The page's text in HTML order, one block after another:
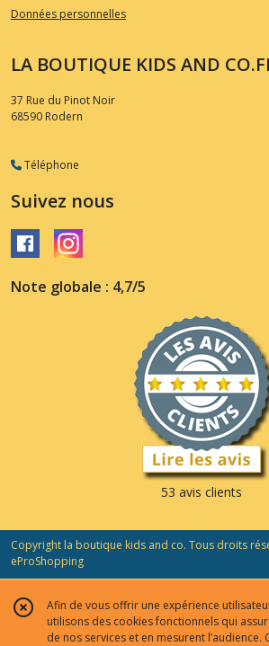
Données personnelles
LA BOUTIQUE KIDS AND
37 Rue du Pinot Noir
68590 Rodern
Téléphone
Suivez nous
Note globale : 4,7/5
53 avis clients
Copyright la boutique kids and co. Tous droits
eProShopping
Afin de vous offrir une expérience
utilisons des cookies fonctionnels qui
de nos services et en mesurent l’audience.